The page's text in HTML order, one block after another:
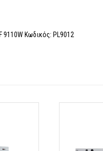
Κωδικός: PL9012